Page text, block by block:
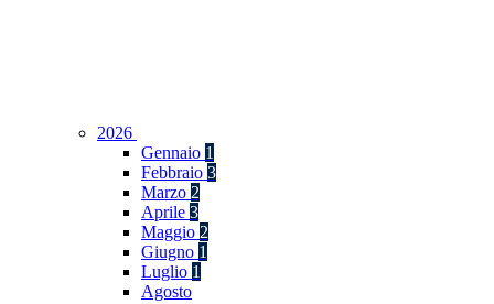
2026
Gennaio 1
Febbraio 3
Marzo 2
Aprile 3
Maggio 2
Giugno 1
Luglio 1
Agosto